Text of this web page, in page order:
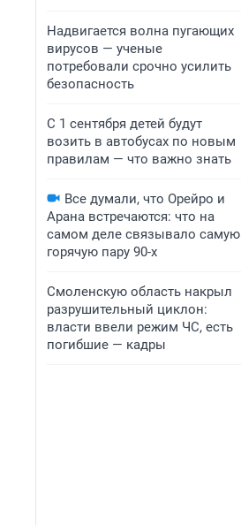
Надвигается волна пугающих
вирусов — ученые
потребовали срочно усилить
безопасность
С 1 сентября детей будут
возить в автобусах по новым
правилам — что важно знать
Все думали, что Орейро и
Арана встречаются: что на
самом деле связывало самую
горячую пару 90-х
Смоленскую область накрыл
разрушительный циклон:
власти ввели режим ЧС, есть
погибшие — кадры